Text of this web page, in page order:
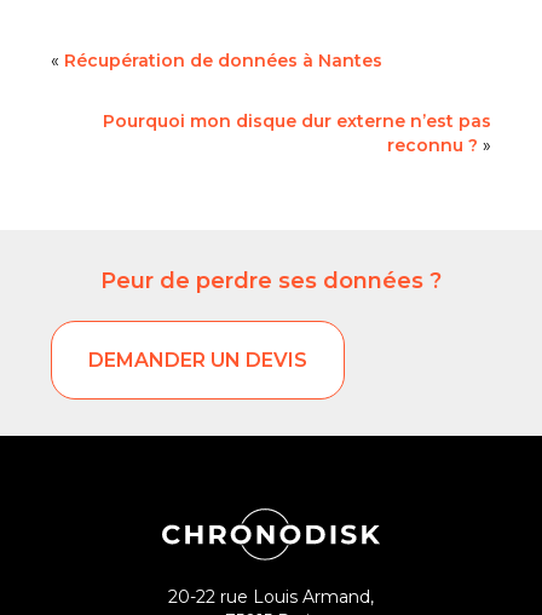
« Récupération de données à Nantes
Pourquoi mon disque dur externe n’est pas
reconnu ? »
Peur de perdre ses données ?
DEMANDER UN DEVIS
20-22 rue Louis Armand,